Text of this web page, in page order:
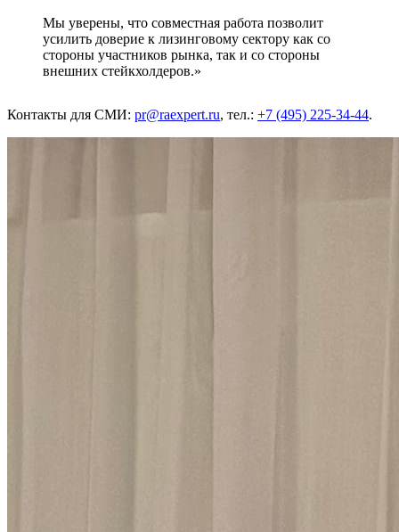
Мы уверены, что совместная работа позволит
усилить доверие к лизинговому сектору как со
стороны участников рынка, так и со стороны
внешних стейкхолдеров.»
Контакты для СМИ: pr@raexpert.ru, тел.: +7 (495) 225-34-44.